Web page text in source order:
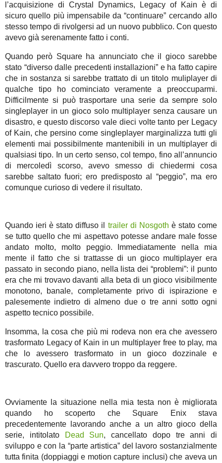
l’acquisizione di Crystal Dynamics, Legacy of Kain è di
sicuro quello più impensabile da “continuare” cercando allo
stesso tempo di rivolgersi ad un nuovo pubblico. Con questo
avevo già serenamente fatto i conti.
Quando però Square ha annunciato che il gioco sarebbe
stato “diverso dalle precedenti installazioni” e ha fatto capire
che in sostanza si sarebbe trattato di un titolo muliplayer di
qualche tipo ho cominciato veramente a preoccuparmi.
Difficilmente si può trasportare una serie da sempre solo
singleplayer in un gioco solo multiplayer senza causare un
disastro, e questo discorso vale dieci volte tanto per Legacy
of Kain, che persino come singleplayer marginalizza tutti gli
elementi mai possibilmente mantenibili in un multiplayer di
qualsiasi tipo. In un certo senso, col tempo, fino all’annuncio
di mercoledì scorso, avevo smesso di chiedermi cosa
sarebbe saltato fuori; ero predisposto al “peggio”, ma ero
comunque curioso di vedere il risultato.
Quando ieri è stato diffuso il trailer di Nosgoth è stato come
se tutto quello che mi aspettavo potesse andare male fosse
andato molto, molto peggio. Immediatamente nella mia
mente il fatto che si trattasse di un gioco multiplayer era
passato in secondo piano, nella lista dei “problemi”: il punto
era che mi trovavo davanti alla beta di un gioco visibilmente
monotono, banale, completamente privo di ispirazione e
palesemente indietro di almeno due o tre anni sotto ogni
aspetto tecnico possibile.
Insomma, la cosa che più mi rodeva non era che avessero
trasformato Legacy of Kain in un multiplayer free to play, ma
che lo avessero trasformato in un gioco dozzinale e
trascurato. Quello era davvero troppo da reggere.
Ovviamente la situazione nella mia testa non è migliorata
quando ho scoperto che Square Enix stava
precedentemente lavorando anche a un altro gioco della
serie, intitolato
Dead Sun, cancellato dopo tre anni di
sviluppo e con la “parte artistica” del lavoro sostanzialmente
tutta finita (doppiaggi e motion capture inclusi) che aveva un